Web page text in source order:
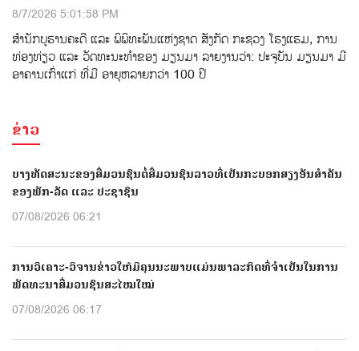
8/7/2026 5:01:58 PM
ສຳນັກບູຮານຄະດີ ແລະ ພິພິທະພັນແຫ່ງຊາດ ສັງກັດ ກະຊວງ ໂຮງແຮມ, ການ
ທ່ອງທ່ຽວ ແລະ ວັດທະນະທຳຂອງ ມຽນມາ ລາຍງານວ່າ: ປະຈຸບັນ ມຽນມາ ມີ
ອາຄານເກົ່າແກ່ ທີ່ມີ ອາຍຸຫລາຍກວ່າ 100 ປີ
ຂ່າວ
ບາງທັດສະນະຂອງສື່ມວນຊົນຕໍ່ສື່ມວນຊົນລາວທີ່ເປັນກະບອກສຽງອັນສຳຄັນ
ຂອງພັກ-ລັດ ແລະ ປະຊາຊົນ
07/08/2026 06:21
ການວິເຄາະ-ວິຈານຂ່າວໃຫ້ມີຄຸນນະພາບແມ່ນພາລະກິດທີ່ຈຳເປັນໃນການ
ພັດທະນາສື່ມວນຊົນສະໄໝໃໝ່
07/08/2026 06:17